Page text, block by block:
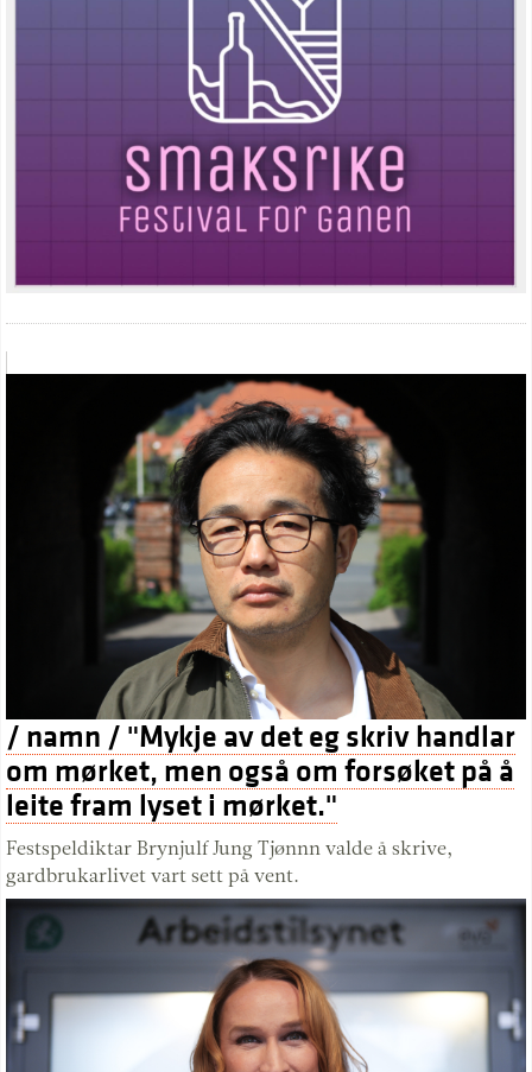
/ namn / "Mykje av det eg skriv handlar
om mørket, men også om forsøket på å
leite fram lyset i mørket."
Festspeldiktar Brynjulf Jung Tjønnn valde å skrive,
gardbrukarlivet vart sett på vent.